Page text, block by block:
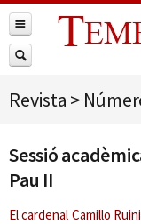
Revista >
Sessió
Pau II
El cardenal Camillo